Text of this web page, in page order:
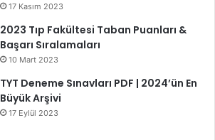
17 Kasım 2023
2023 Tıp Fakültesi Taban Puanları &
Başarı Sıralamaları
10 Mart 2023
TYT Deneme Sınavları PDF | 2024’ün En
Büyük Arşivi
17 Eylül 2023